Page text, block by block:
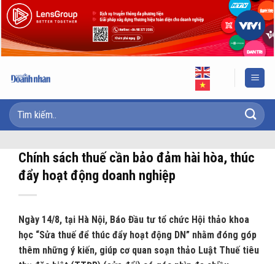
Skip
to
content
Chính sách thuế cần bảo đảm hài hòa, thúc
đẩy hoạt động doanh nghiệp
Ngày 14/8, tại Hà Nội, Báo Đầu tư tổ chức Hội thảo khoa
học “Sửa thuế để thúc đẩy hoạt động DN” nhằm đóng góp
thêm những ý kiến, giúp cơ quan soạn thảo Luật Thuế tiêu